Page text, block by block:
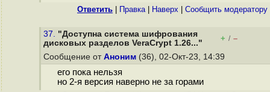
Ответить Правка| Наверх Cообщить модератору
37. "Доступна система шифрования
дисковых разделов VeraCrypt 1.26..."
+ / –
Сообщение от Аноним (36), 02-Окт-23, 14:39
его пока нельзя
но 2-я версия наверно не за горами